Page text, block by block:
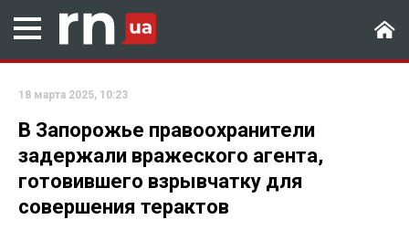
18 марта 2025, 10:23
В Запорожье правоохранители
задержали вражеского агента,
готовившего взрывчатку для
совершения терактов